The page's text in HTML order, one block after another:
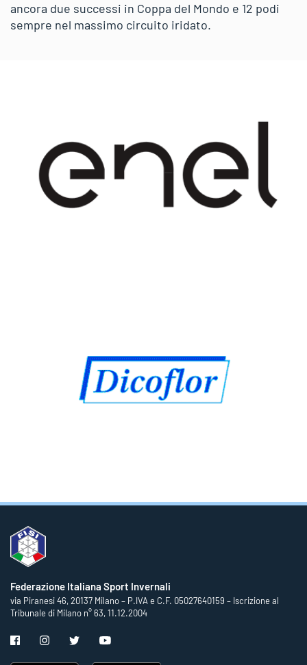
ancora due successi in Coppa del Mondo e 12 podi
sempre nel massimo circuito iridato.
Federazione Italiana Sport Invernali
via Piranesi 46, 20137 Milano – P.IVA e C.F. 05027640159 – Iscrizione al
Tribunale di Milano n° 63, 11.12.2004